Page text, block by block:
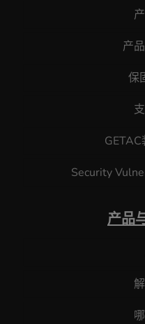
产
保
Security
产品